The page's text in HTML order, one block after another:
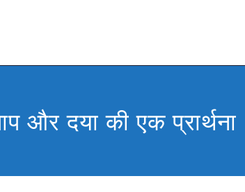
और दया की एक प्रार्थना